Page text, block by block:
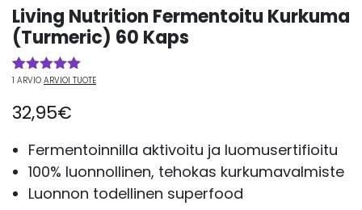
Living Nutrition Fermentoitu Kurkuma
(Turmeric) 60 Kaps
Arvio5.00
perustuen
1
asiakkaan
1 ARVIO ARVIOI TUOTE
32,95€
Fermentoinnilla aktivoitu ja luomusertifioitu
100% luonnollinen, tehokas kurkumavalmiste
Luonnon todellinen superfood